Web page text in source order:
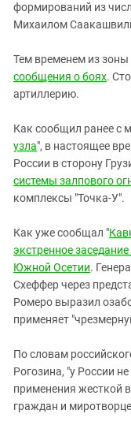
формирований из
Михаилом
Тем временем из
сообщения о боях.
артиллерию.
Как сообщил ранее с
узла", в настоящее
России в сторону
системы залпового
комплексы "Точка-У".
Как уже сообщал "
экстренное
Южной Осетии.
Схеффер через
Ромеро выразил
применяет
По словам
Рогозина, "у России
применения жесткой
граждан и